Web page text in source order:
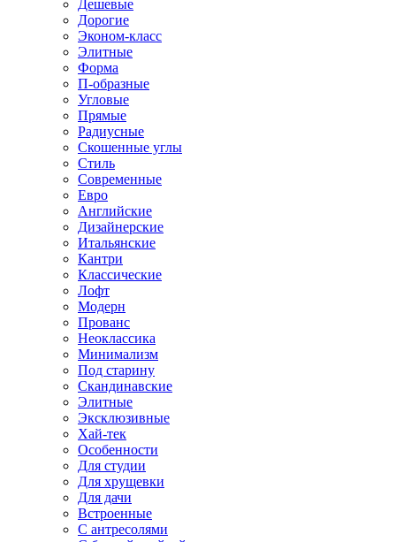
Дешевые
Дорогие
Эконом-класс
Элитные
Форма
П-образные
Угловые
Прямые
Радиусные
Скошенные углы
Стиль
Современные
Евро
Английские
Дизайнерские
Итальянские
Кантри
Классические
Лофт
Модерн
Прованс
Неоклассика
Минимализм
Под старину
Скандинавские
Элитные
Эксклюзивные
Хай-тек
Особенности
Для студии
Для хрущевки
Для дачи
Встроенные
С антресолями